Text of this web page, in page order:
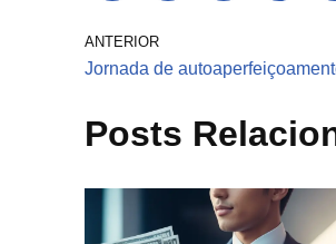
ANTERIOR
Jornada de
Posts